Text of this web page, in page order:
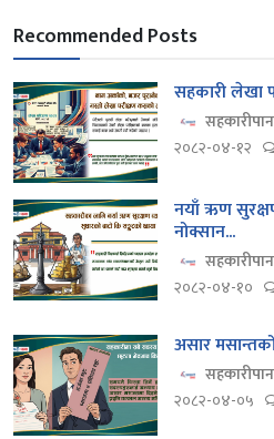
Recommended Posts
सहकारी लेखा
२०८२-०४-१२
नयाँ ऋण
नोक्सान...
२०८२-०४-१०
असार
२०८२-०४-०५